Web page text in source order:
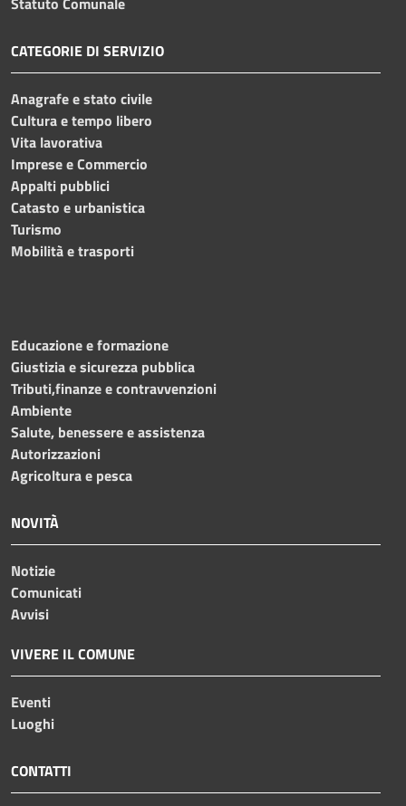
CATEGORIE DI SERVIZIO
Anagrafe e stato civile
Cultura e tempo libero
Vita lavorativa
Imprese e Commercio
Appalti pubblici
Catasto e urbanistica
Turismo
Mobilità e trasporti
Educazione e formazione
Giustizia e sicurezza pubblica
Tributi,finanze e contravvenzioni
Ambiente
Salute, benessere e assistenza
Autorizzazioni
Agricoltura e pesca
NOVITÀ
Notizie
Comunicati
Avvisi
VIVERE IL COMUNE
Eventi
Luoghi
CONTATTI